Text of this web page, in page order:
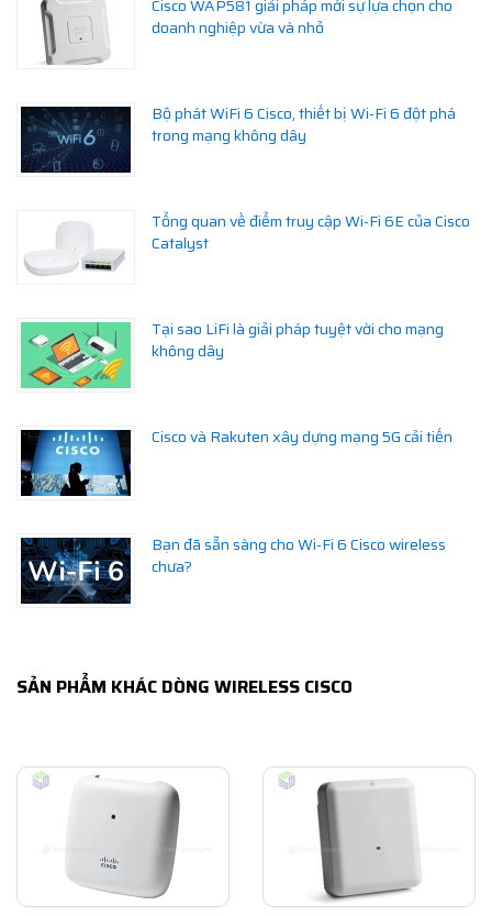
Cisco WAP581 giải pháp mới sự lựa chọn cho
doanh nghiệp vừa và nhỏ
Bộ phát WiFi 6 Cisco, thiết bị Wi-Fi 6 đột phá
trong mạng không dây
Tổng quan về điểm truy cập Wi-Fi 6E của Cisco
Catalyst
Tại sao LiFi là giải pháp tuyệt vời cho mạng
không dây
Cisco và Rakuten xây dựng mạng 5G cải tiến
Bạn đã sẵn sàng cho Wi-Fi 6 Cisco wireless
chưa?
SẢN PHẨM KHÁC DÒNG WIRELESS CISCO